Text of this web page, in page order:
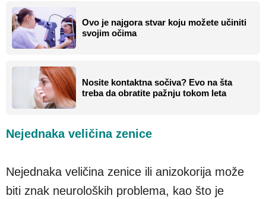
Ovo je najgora stvar koju možete učiniti
svojim očima
Nosite kontaktna sočiva? Evo na šta
treba da obratite pažnju tokom leta
Nejednaka veličina zenice
Nejednaka veličina zenice ili anizokorija može
biti znak neuroloških problema, kao što je